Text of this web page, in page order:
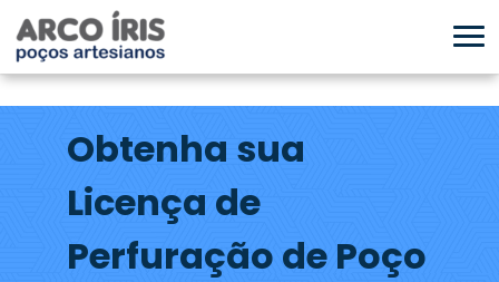
Obtenha sua
Licença de
Perfuração de Poço